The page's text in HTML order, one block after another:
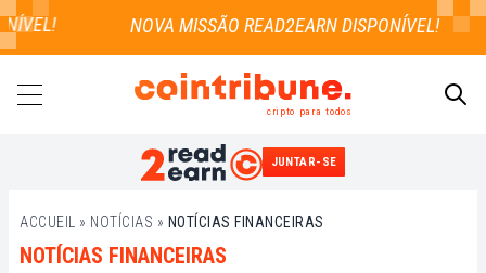
cripto para todos
JUNTAR-SE
ACCUEIL » NOTÍCIAS » NOTÍCIAS FINANCEIRAS
NOTÍCIAS FINANCEIRAS